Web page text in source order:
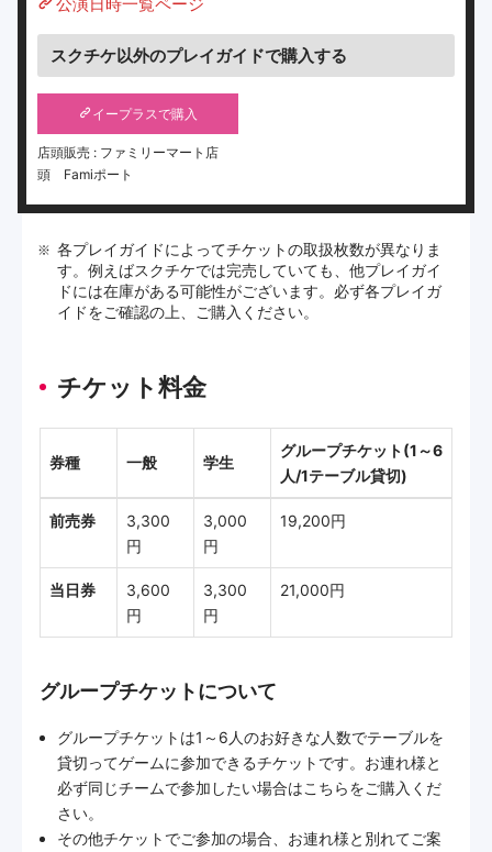
公演日時一覧ページ
スクチケ以外のプレイガイドで購入する
イープラスで購入
店頭販売 : ファミリーマート店
頭 Famiポート
各プレイガイドによってチケットの取扱枚数が異なりま
す。例えばスクチケでは完売していても、他プレイガイ
ドには在庫がある可能性がございます。必ず各プレイガ
イドをご確認の上、ご購入ください。
チケット料金
券種 一般 学生
グループチケット(1～6
人/1テーブル貸切)
前売券
3,300
円
3,000
円
19,200円
当日券
3,600
円
3,300
円
21,000円
グループチケットについて
グループチケットは1～6人のお好きな人数でテーブルを
貸切ってゲームに参加できるチケットです。お連れ様と
必ず同じチームで参加したい場合はこちらをご購入くだ
さい。
その他チケットでご参加の場合、お連れ様と別れてご案